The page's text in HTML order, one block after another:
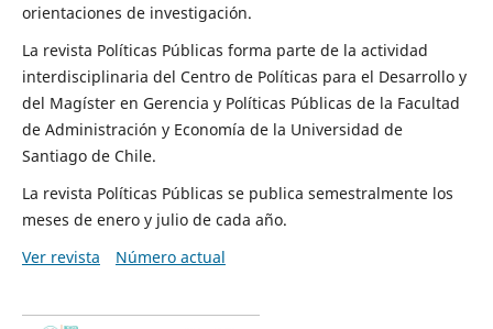
orientaciones de investigación.
La revista Políticas Públicas forma parte de la actividad
interdisciplinaria del Centro de Políticas para el Desarrollo y
del Magíster en Gerencia y Políticas Públicas de la Facultad
de Administración y Economía de la Universidad de
Santiago de Chile.
La revista Políticas Públicas se publica semestralmente los
meses de enero y julio de cada año.
Ver revista
Número actual